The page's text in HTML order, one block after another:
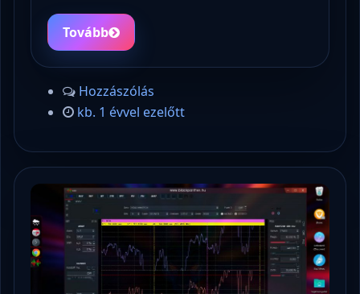
Tovább
Hozzászólás
kb. 1 évvel ezelőtt